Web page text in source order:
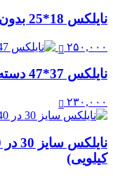
نایلکس 18*25 بدون دسته (1 کیلویی)
۲۵۰,۰۰۰
نایلکس 37*47 دسته دار نامی پلاست (1 کیلویی)
۲۳۰,۰۰۰
کیلویی)